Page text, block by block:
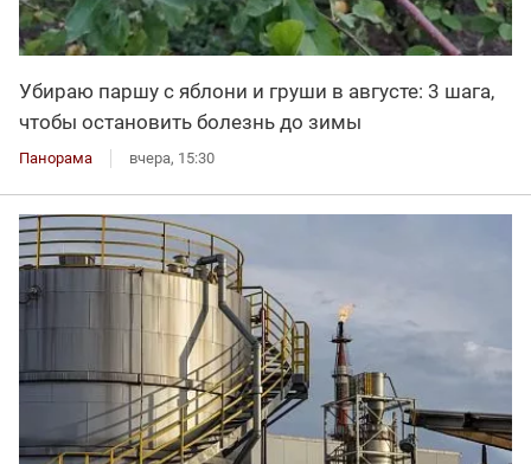
Убираю паршу с яблони и груши в августе: 3 шага,
чтобы остановить болезнь до зимы
Панорама вчера, 15:30